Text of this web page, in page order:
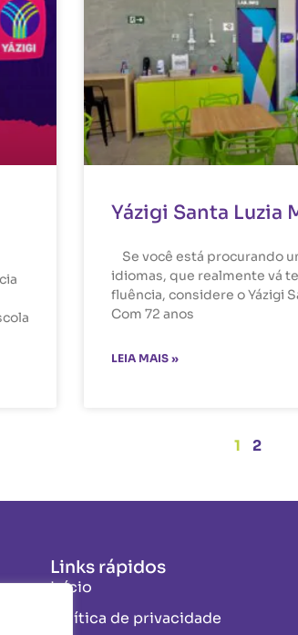
Yázigi Santa Luzia
Se você está procurando
idiomas, que realmente vá
fluência, considere o Yázigi
Com 72 anos
LEIA MAIS »
1 2
Links rápidos
Início
Política de privacidade